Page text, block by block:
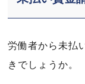
労働者から未払
きでしょうか。